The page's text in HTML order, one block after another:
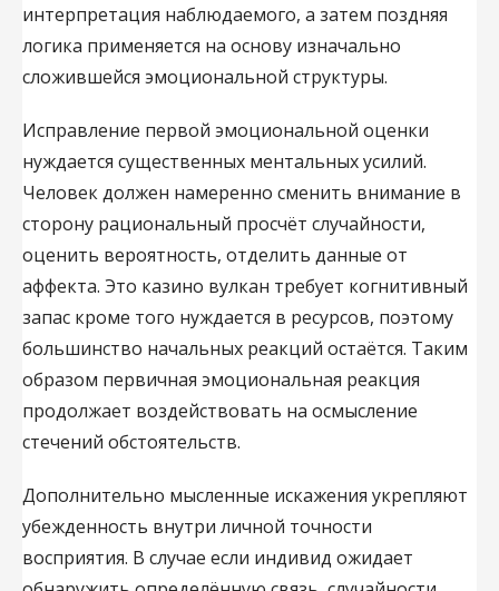
интерпретация наблюдаемого, а затем поздняя
логика применяется на основу изначально
сложившейся эмоциональной структуры.
Исправление первой эмоциональной оценки
нуждается существенных ментальных усилий.
Человек должен намеренно сменить внимание в
сторону рациональный просчёт случайности,
оценить вероятность, отделить данные от
аффекта. Это казино вулкан требует когнитивный
запас кроме того нуждается в ресурсов, поэтому
большинство начальных реакций остаётся. Таким
образом первичная эмоциональная реакция
продолжает воздействовать на осмысление
стечений обстоятельств.
Дополнительно мысленные искажения укрепляют
убежденность внутри личной точности
восприятия. В случае если индивид ожидает